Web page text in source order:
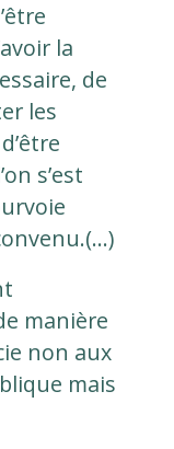
la
de
les
s’est
manière
non aux
mais